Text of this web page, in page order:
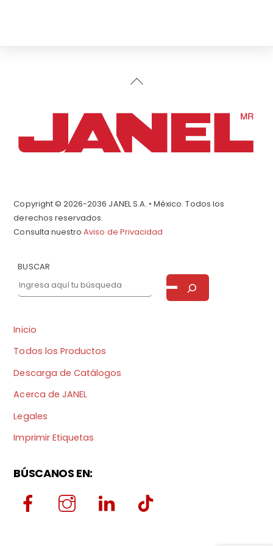
Back
Copyright © 2026-2036 JANEL S.A. • México. Todos los
derechos reservados.
Consulta nuestroAviso de Privacidad
BUSCAR
Inicio
Todos los Productos
Descarga de Catálogos
Acerca de JANEL
Legales
Imprimir Etiquetas
BÚSCANOS EN: